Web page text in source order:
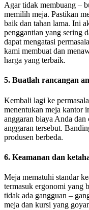
Agar tidak membuang –
memilih meja. Pastikan
baik dan tahan lama. Ini
penggantian yang sering
dapat mengatasi
kami membuat dan
harga yang terbaik.
5. Buatlah rancangan
Kembali lagi ke
menentukan meja kantor
anggaran biaya Anda dan
anggaran tersebut.
produsen berbeda.
6. Keamanan dan
Meja mematuhi standar
termasuk ergonomi yang
tidak ada gangguan –
meja dan kursi yang